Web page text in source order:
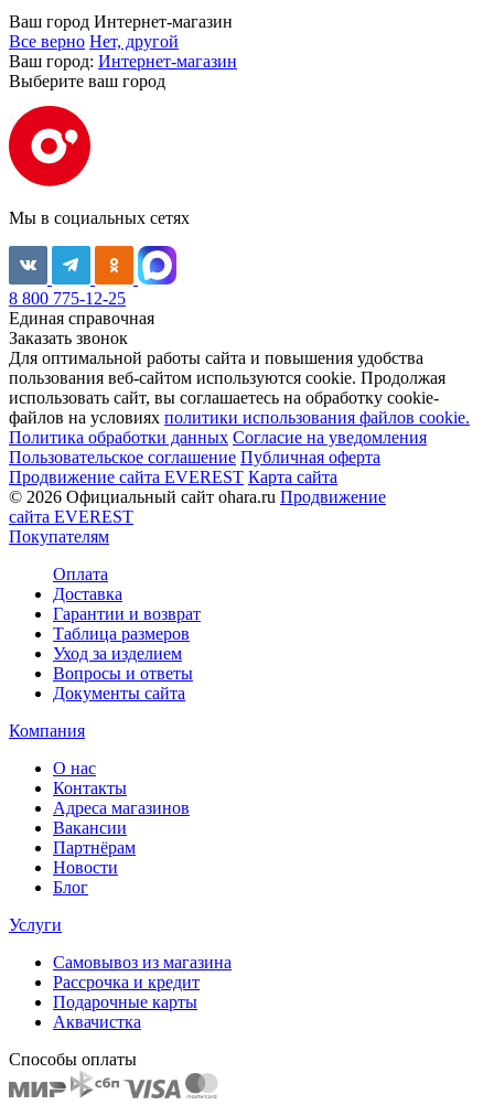
Ваш город Интернет-магазин
Все верно Нет, другой
Ваш город: Интернет-магазин
Выберите ваш город
Мы в социальных сетях
8 800 775-12-25
Единая справочная
Заказать звонок
Для оптимальной работы сайта и повышения удобства
пользования веб-сайтом используются cookie. Продолжая
использовать сайт, вы соглашаетесь на обработку cookie-
файлов на условиях политики использования файлов cookie.
Политика обработки данных Согласие на уведомления
Пользовательское соглашение Публичная оферта
Продвижение сайта EVEREST Карта сайта
© 2026 Официальный сайт ohara.ru Продвижение
сайта EVEREST
Покупателям
Оплата
Доставка
Гарантии и возврат
Таблица размеров
Уход за изделием
Вопросы и ответы
Документы сайта
Компания
О нас
Контакты
Адреса магазинов
Вакансии
Партнёрам
Новости
Блог
Услуги
Самовывоз из магазина
Рассрочка и кредит
Подарочные карты
Аквачистка
Способы оплаты